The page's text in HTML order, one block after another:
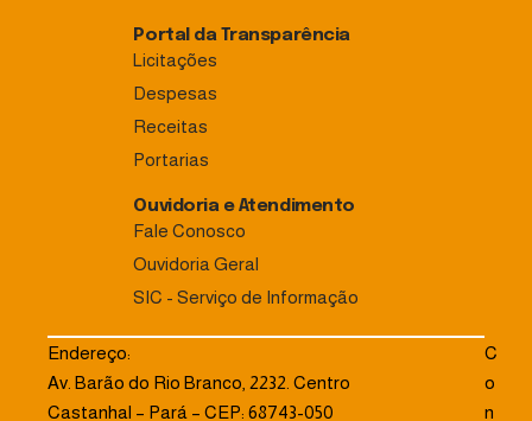
Portal da Transparência
Licitações
Despesas
Receitas
Portarias
Ouvidoria e Atendimento
Fale Conosco
Ouvidoria Geral
SIC - Serviço de Informação
Endereço:
Av. Barão do Rio Branco, 2232. Centro
Castanhal – Pará – CEP: 68743-050
C
o
n